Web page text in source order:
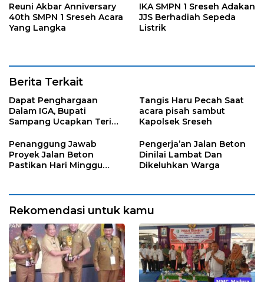
Reuni Akbar Anniversary
40th SMPN 1 Sreseh Acara
Yang Langka
IKA SMPN 1 Sreseh Adakan
JJS Berhadiah Sepeda
Listrik
Berita Terkait
Dapat Penghargaan
Dalam IGA, Bupati
Sampang Ucapkan Terima
Tangis Haru Pecah Saat
acara pisah sambut
Kapolsek Sreseh
Penanggung Jawab
Proyek Jalan Beton
Pastikan Hari Minggu
Pengerja’an Jalan Beton
Dinilai Lambat Dan
Dikeluhkan Warga
Rekomendasi untuk kamu